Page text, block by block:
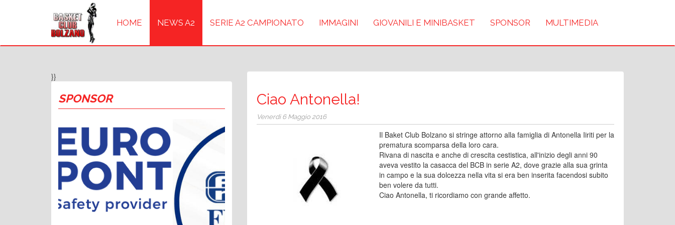
HOME NEWS A2 SERIE A2 CAMPIONATO IMMAGINI GIOVANILI E MINIBASKET SPONSOR MULTIMEDIA
}}
SPONSOR Ciao Antonella!
Venerdì 6 Maggio 2016
Il Baket Club Bolzano si stringe attorno alla famiglia di Antonella Iiriti per la
prematura scomparsa della loro cara.
Rivana di nascita e anche di crescita cestistica, all'inizio degli anni 90
aveva vestito la casacca del BCB in serie A2, dove grazie alla sua grinta
in campo e la sua dolcezza nella vita si era ben inserita facendosi subito
ben volere da tutti.
Ciao Antonella, ti ricordiamo con grande affetto.